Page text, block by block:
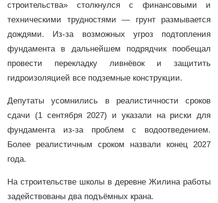
строительства» столкнулся с финансовыми и
техническими трудностями — грунт размывается
дождями. Из-за возможных угроз подтопления
фундамента в дальнейшем подрядчик пообещал
провести перекладку ливнёвок и защитить
гидроизоляцией все подземные конструкции.
Депутаты усомнились в реалистичности сроков
сдачи (1 сентября 2027) и указали на риски для
фундамента из-за проблем с водоотведением.
Более реалистичным сроком назвали конец 2027
года.
На строительстве школы в деревне Жилина работы
задействованы два подъёмных крана.